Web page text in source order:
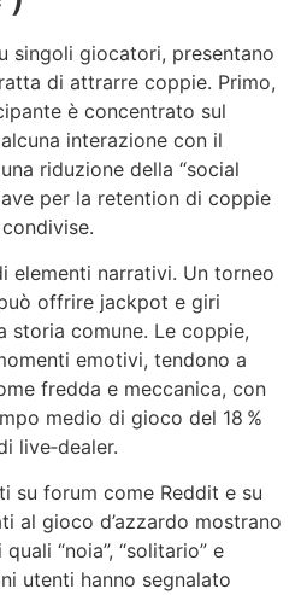
singoli giocatori, presentano
di attrarre coppie. Primo,
è concentrato sul
interazione con il
riduzione della “social
per la retention di coppie
elementi narrativi. Un torneo
offrire jackpot e giri
storia comune. Le coppie,
emotivi, tendono a
fredda e meccanica, con
medio di gioco del 18 %
live‑dealer.
su forum come Reddit e su
al gioco d’azzardo mostrano
“noia”, “solitario” e
utenti hanno segnalato